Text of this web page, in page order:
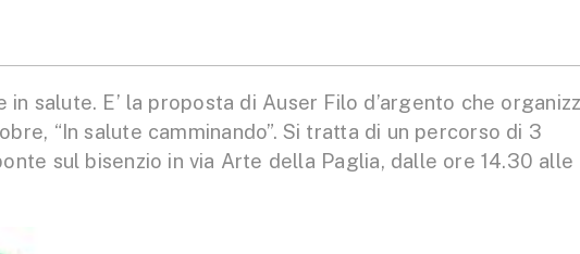
in salute. E’ la proposta di Auser Filo d’argento che
“In salute camminando”. Si tratta di un percorso di 3
sul bisenzio in via Arte della Paglia, dalle ore 14.30 alle